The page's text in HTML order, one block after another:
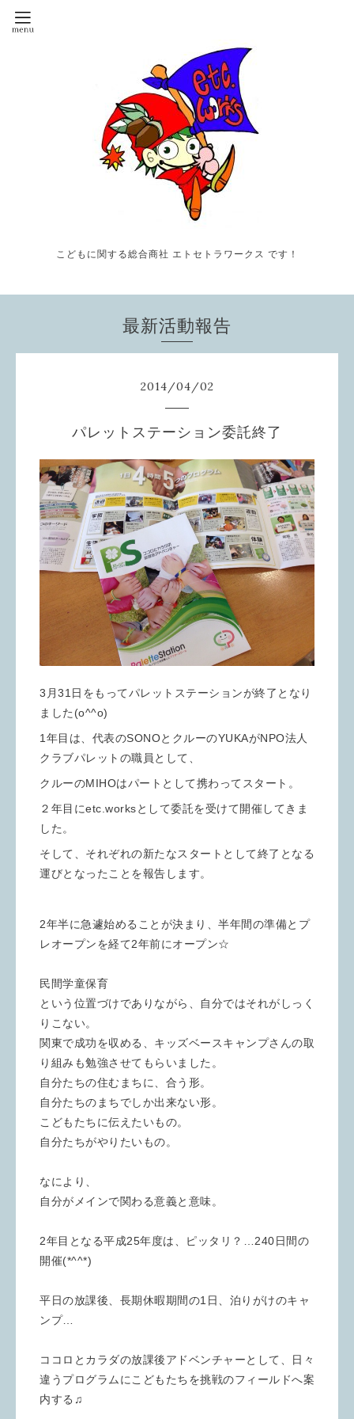
こどもに関する総合商社 エトセトラワークス です！
最新活動報告
2014/04/02
パレットステーション委託終了
3月31日をもってパレットステーションが終了となり
ました(o^^o)
1年目は、代表のSONOとクルーのYUKAがNPO法人
クラブパレットの職員として、
クルーのMIHOはパートとして携わってスタート。
２年目にetc.worksとして委託を受けて開催してきま
した。
そして、それぞれの新たなスタートとして終了となる
運びとなったことを報告します。
2年半に急遽始めることが決まり、半年間の準備とプ
レオープンを経て2年前にオープン☆
民間学童保育
という位置づけでありながら、自分ではそれがしっく
りこない。
関東で成功を収める、キッズベースキャンプさんの取
り組みも勉強させてもらいました。
自分たちの住むまちに、合う形。
自分たちのまちでしか出来ない形。
こどもたちに伝えたいもの。
自分たちがやりたいもの。
なにより、
自分がメインで関わる意義と意味。
2年目となる平成25年度は、ピッタリ？…240日間の
開催(*^^*)
平日の放課後、長期休暇期間の1日、泊りがけのキャ
ンプ…
ココロとカラダの放課後アドベンチャーとして、日々
違うプログラムにこどもたちを挑戦のフィールドへ案
内する♫